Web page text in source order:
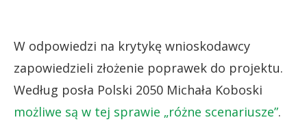
W odpowiedzi na krytykę wnioskodawcy
zapowiedzieli złożenie poprawek do projektu.
Według posła Polski 2050 Michała Koboski
możliwe są w tej sprawie „różne scenariusze”.